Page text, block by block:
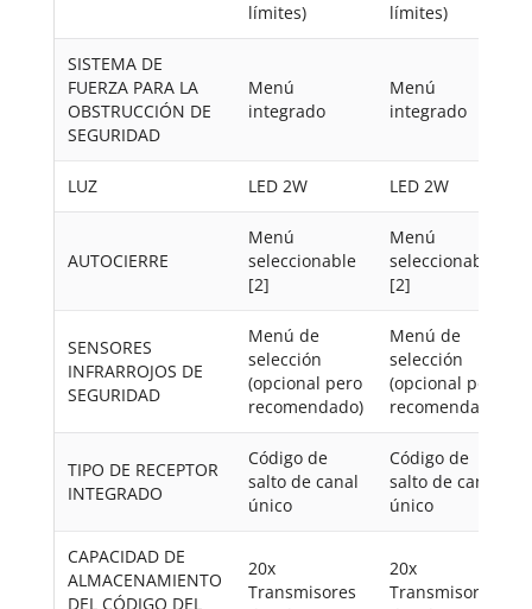
límites)
límites)
SISTEMA DE
FUERZA PARA LA
OBSTRUCCIÓN DE
SEGURIDAD
Menú
integrado
Menú
integrado
LUZ LED 2W LED 2W
AUTOCIERRE
Menú
seleccionable
[2]
Menú
seleccionable
[2]
SENSORES
INFRARROJOS DE
SEGURIDAD
Menú de
selección
(opcional pero
recomendado)
Menú de
selección
(opcional pero
recomendado)
TIPO DE RECEPTOR
INTEGRADO
Código de
salto de canal
único
Código de
salto de canal
único
CAPACIDAD DE
ALMACENAMIENTO
DEL CÓDIGO DEL
20x
Transmisores
20x
Transmisores